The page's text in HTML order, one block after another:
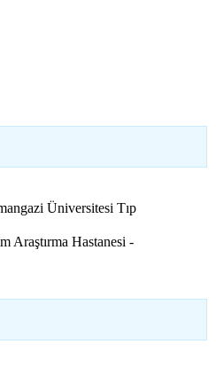
Üniversitesi Tıp
Araştırma Hastanesi -